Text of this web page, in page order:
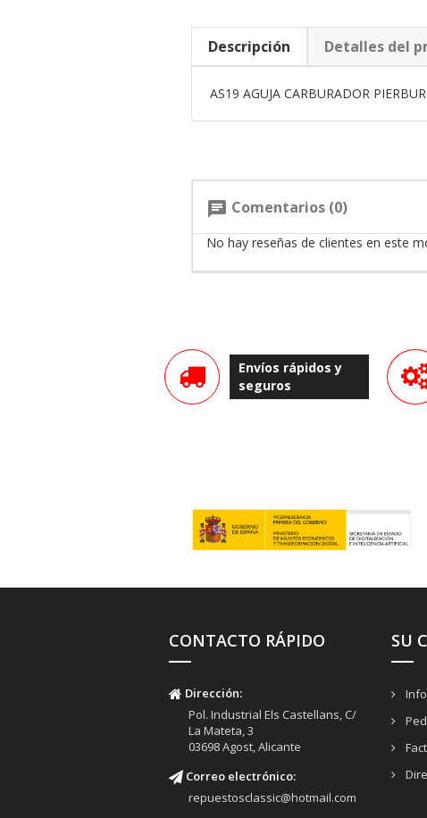
Descripción Detalles del
AS19 AGUJA CARBURADOR
chat Comentarios (0)
No hay reseñas de clientes en este
Envíos rápidos y
seguros
CONTACTO RÁPIDO
Dirección:
Pol. Industrial Els Castellans, C/
La Mateta, 3
03698 Agost, Alicante
Correo electrónico:
repuestosclassic@hotmail.com
SU